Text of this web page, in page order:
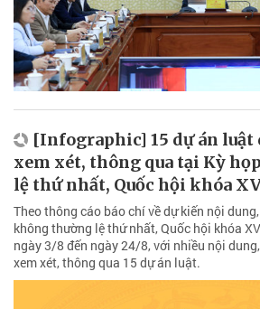
[Infographic] 15 dự án luật
xem xét, thông qua tại Kỳ
lệ thứ nhất, Quốc hội khóa
Theo thông cáo báo chí về dự kiến nội
không thường lệ thứ nhất, Quốc hội khóa
ngày 3/8 đến ngày 24/8, với nhiều nội
xem xét, thông qua 15 dự án luật.